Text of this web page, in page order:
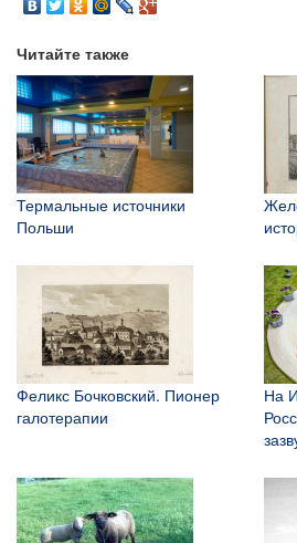
Читайте также
Термальные источники
Польши
Феликс Бочковский. Пионер
галотерапии
На